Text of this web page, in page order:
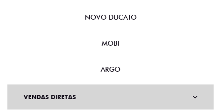
NOVO DUCATO
MOBI
ARGO
VENDAS DIRETAS